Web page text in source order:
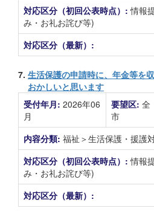
対応区分（初回公表時点）:情報
み・お礼お詫び等)
対応区分（最新）:
7. 生活保護の申請時に、年金等を
おかしいと思います
受付年月: 2026年06
月
要望区: 全
市
内容分類: 福祉＞生活保護・援護
対応区分（初回公表時点）:情報
み・お礼お詫び等)
対応区分（最新）: